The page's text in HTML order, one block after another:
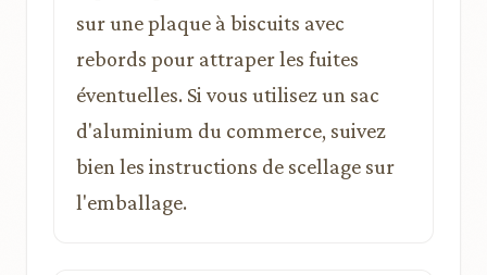
sur une plaque à biscuits avec
rebords pour attraper les fuites
éventuelles. Si vous utilisez un sac
d'aluminium du commerce, suivez
bien les instructions de scellage sur
l'emballage.